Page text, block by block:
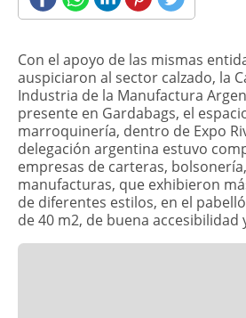
​Con el apoyo de las mismas
auspiciaron al sector calzado, la
Industria de la Manufactura
presente en Gardabags, el
marroquinería, dentro de Expo
delegación argentina estuvo
empresas de carteras,
manufacturas, que exhibieron
de diferentes estilos, en el
de 40 m2, de buena accesibilidad